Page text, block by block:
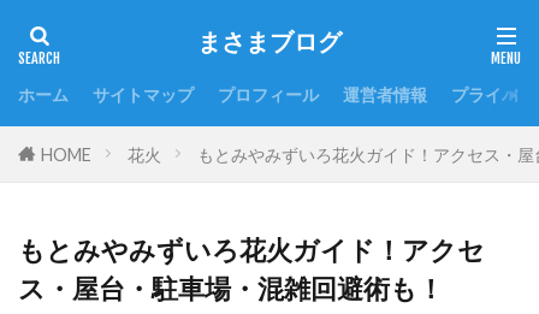
まさまブログ
ホーム サイトマップ プロフィール 運営者情報 プライバ
HOME 花火 もとみやみずいろ花火ガイド！アクセス・
もとみやみずいろ花火ガイド！アクセ
ス・屋台・駐車場・混雑回避術も！